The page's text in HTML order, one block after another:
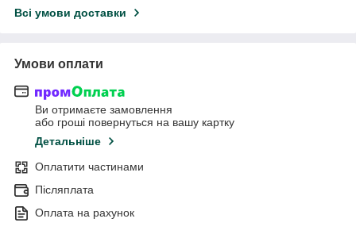
Всі умови доставки
Умови оплати
Ви отримаєте замовлення
або гроші повернуться на вашу картку
Детальніше
Оплатити частинами
Післяплата
Оплата на рахунок